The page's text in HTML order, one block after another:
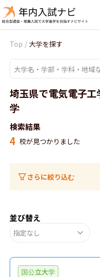
Top / 大学を探す
埼玉県で電気電子
学
検索結果
4 校が見つかりました
さらに絞り込む
並び替え
指定なし
国公立大学